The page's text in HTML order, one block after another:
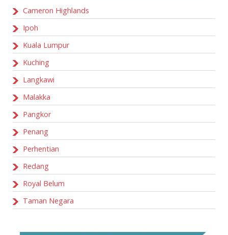
Cameron Highlands
Ipoh
Kuala Lumpur
Kuching
Langkawi
Malakka
Pangkor
Penang
Perhentian
Redang
Royal Belum
Taman Negara